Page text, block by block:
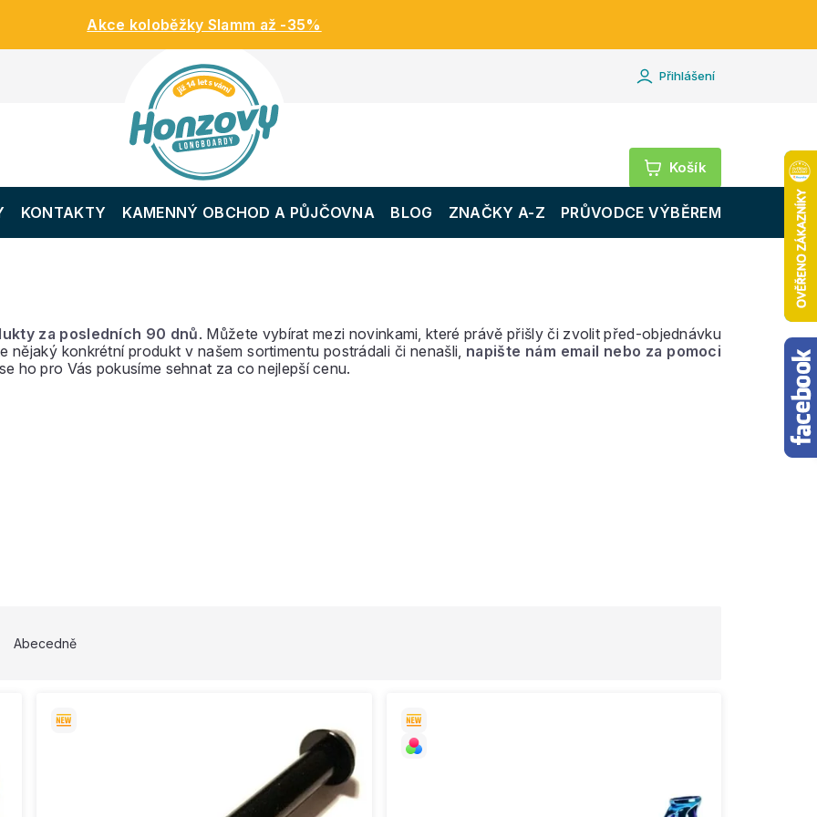
Akce koloběžky Slamm až -35%
Přihlášení
Nákupní
košík
KONTAKTY KAMENNÝ OBCHOD A PŮJČOVNA BLOG ZNAČKY A-Z PRŮVODCE VÝBĚREM
za posledních 90 dnů. Můžete vybírat mezi novinkami, které právě přišly či zvolit před-objednávku
nějaký konkrétní produkt v našem sortimentu postrádali či nenašli, napište nám email nebo za pomoci
ho pro Vás pokusíme sehnat za co nejlepší cenu.
Abecedně